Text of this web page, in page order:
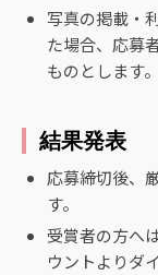
写真の掲載・
た場合、応募
ものとします。
結果発表
応募締切後、
す。
受賞者の方へ
ウントよりダ